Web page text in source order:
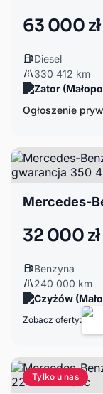
63 000 zł
Diesel
330 412 km
Zator
Ogłoszenie
32 000 zł
Benzyna
240 000 km
Czyżów
Zobacz oferty:
Tylko u nas